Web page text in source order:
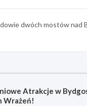
dwóch mostów nad
Atrakcje w
Wrażeń!